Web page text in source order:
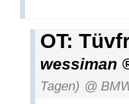
OT:
wessiman
Tagen) @